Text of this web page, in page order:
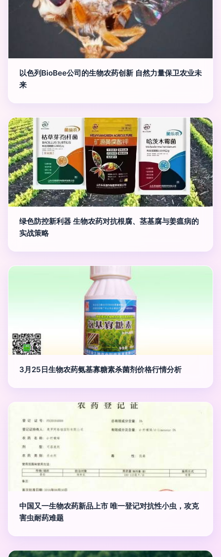
以色列BioBee公司的生物农药创新 自然力量保卫农业未
来
绿色防控新利器 生物农药对抗根腐、茎基腐与姜瘟病的
实战策略
3月25日生物农药氨基寡糖素杀菌剂价格行情分析
中国又一生物农药新品上市 唯一登记对抗性小虫，攻克
害虫耐药难题